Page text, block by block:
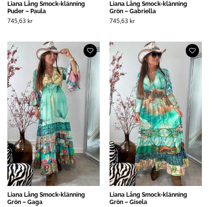
Liana Lång Smock-klänning
Puder – Paula
745,63 kr
Liana Lång Smock-klänning
Grön – Gabriella
745,63 kr
Liana Lång Smock-klänning
Grön – Gaga
Liana Lång Smock-klänning
Grön – Gisela